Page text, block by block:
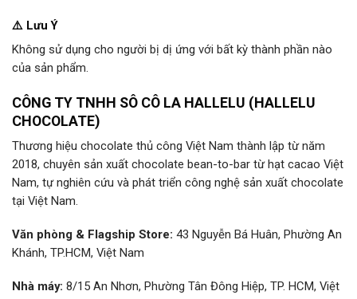
⚠️ Lưu Ý
Không sử dụng cho người bị dị ứng với bất kỳ thành phần nào
của sản phẩm.
CÔNG TY TNHH SÔ CÔ LA HALLELU (HALLELU
CHOCOLATE)
Thương hiệu chocolate thủ công Việt Nam thành lập từ năm
2018, chuyên sản xuất chocolate bean-to-bar từ hạt cacao Việt
Nam, tự nghiên cứu và phát triển công nghệ sản xuất chocolate
tại Việt Nam.
Văn phòng & Flagship Store: 43 Nguyễn Bá Huân, Phường An
Khánh, TP.HCM, Việt Nam
Nhà máy: 8/15 An Nhơn, Phường Tân Đông Hiệp, TP. HCM, Việt